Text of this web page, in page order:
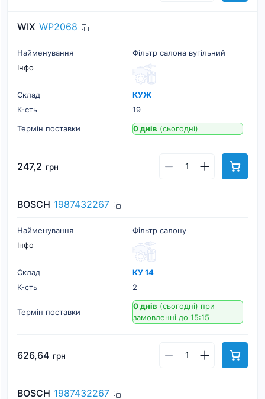
WIX WP2068
Найменування
Фільтр салона вугільний
Інфо
Склад
КУЖ
К-cть
19
Термін поставки
0 днів (сьогодні)
247,2 грн
BOSCH 1987432267
Найменування
Фільтр салону
Інфо
Склад
КУ 14
К-cть
2
Термін поставки
0 днів (сьогодні) при
замовленні до 15:15
626,64 грн
BOSCH 1987432267